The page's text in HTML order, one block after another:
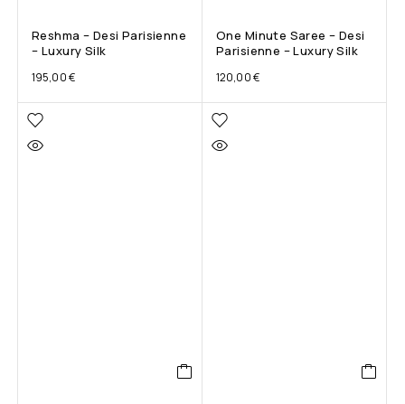
Reshma – Desi Parisienne
– Luxury Silk
195,00€
One Minute Saree – Desi
Parisienne – Luxury Silk
120,00€